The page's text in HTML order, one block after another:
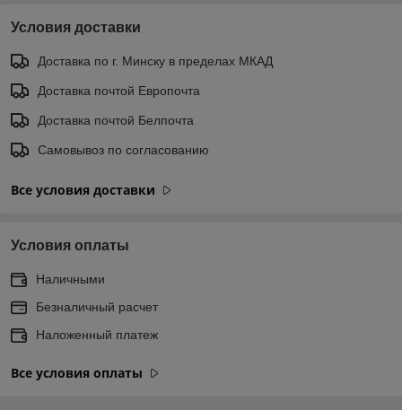
Условия доставки
Доставка по г. Минску в пределах МКАД
Доставка почтой Европочта
Доставка почтой Белпочта
Самовывоз по согласованию
Все условия доставки
Условия оплаты
Наличными
Безналичный расчет
Наложенный платеж
Все условия оплаты